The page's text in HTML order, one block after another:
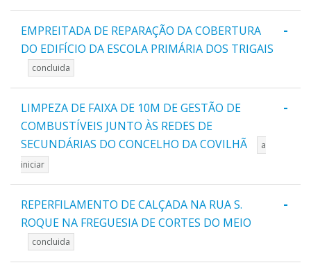
-
EMPREITADA DE REPARAÇÃO DA COBERTURA
DO EDIFÍCIO DA ESCOLA PRIMÁRIA DOS TRIGAIS
concluida
-
LIMPEZA DE FAIXA DE 10M DE GESTÃO DE
COMBUSTÍVEIS JUNTO ÀS REDES DE
SECUNDÁRIAS DO CONCELHO DA COVILHÃ
a
iniciar
-
REPERFILAMENTO DE CALÇADA NA RUA S.
ROQUE NA FREGUESIA DE CORTES DO MEIO
concluida